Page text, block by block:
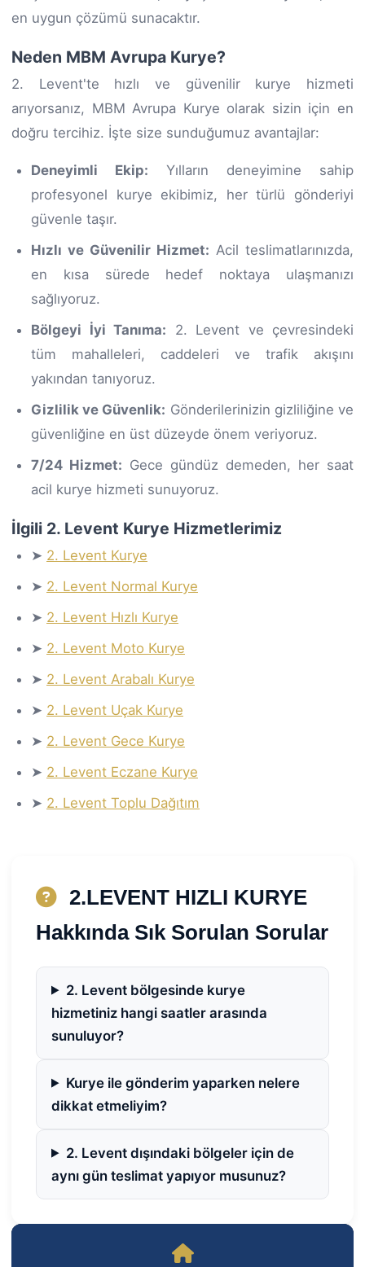
en uygun çözümü sunacaktır.
Neden MBM Avrupa Kurye?
2. Levent'te hızlı ve güvenilir kurye hizmeti
arıyorsanız, MBM Avrupa Kurye olarak sizin için en
doğru tercihiz. İşte size sunduğumuz avantajlar:
Deneyimli Ekip: Yılların deneyimine sahip
profesyonel kurye ekibimiz, her türlü gönderiyi
güvenle taşır.
Hızlı ve Güvenilir Hizmet: Acil teslimatlarınızda,
en kısa sürede hedef noktaya ulaşmanızı
sağlıyoruz.
Bölgeyi İyi Tanıma: 2. Levent ve çevresindeki
tüm mahalleleri, caddeleri ve trafik akışını
yakından tanıyoruz.
Gizlilik ve Güvenlik: Gönderilerinizin gizliliğine ve
güvenliğine en üst düzeyde önem veriyoruz.
7/24 Hizmet: Gece gündüz demeden, her saat
acil kurye hizmeti sunuyoruz.
İlgili 2. Levent Kurye Hizmetlerimiz
➤ 2. Levent Kurye
➤ 2. Levent Normal Kurye
➤ 2. Levent Hızlı Kurye
➤ 2. Levent Moto Kurye
➤ 2. Levent Arabalı Kurye
➤ 2. Levent Uçak Kurye
➤ 2. Levent Gece Kurye
➤ 2. Levent Eczane Kurye
➤ 2. Levent Toplu Dağıtım
2.LEVENT HIZLI KURYE
Hakkında Sık Sorulan Sorular
2. Levent bölgesinde kurye
hizmetiniz hangi saatler arasında
sunuluyor?
Kurye ile gönderim yaparken nelere
dikkat etmeliyim?
2. Levent dışındaki bölgeler için de
aynı gün teslimat yapıyor musunuz?